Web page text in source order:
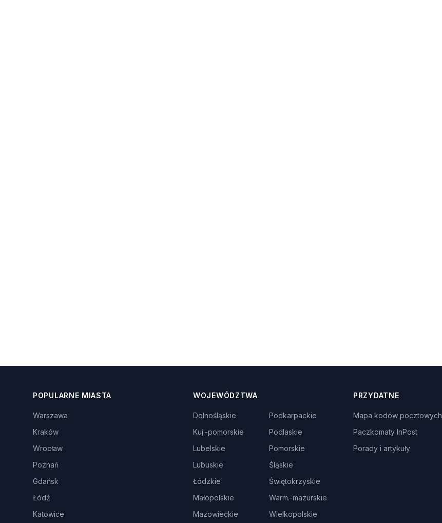
POPULARNE MIASTA
Warszawa
Kraków
Wrocław
Poznań
Gdańsk
Łódź
Katowice
WOJEWÓDZTWA
Dolnośląskie
Kuj.-pomorskie
Lubelskie
Lubuskie
Łódzkie
Małopolskie
Mazowieckie
Podkarpackie
Podlaskie
Pomorskie
Śląskie
Świętokrzyskie
Warm.-mazurskie
Wielkopolskie
PRZYDATNE
Mapa kodów pocztowych
Paczkomaty InPost
Porady i artykuły